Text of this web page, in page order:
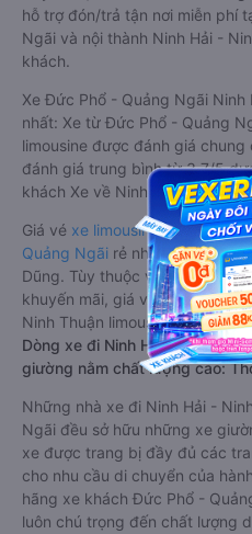
hỗ trợ đón/trả tận nơi miễn phí
Ngãi và nội thành Ninh Hải -
khách.
Xe Đức Phổ - Quảng Ngãi Ninh
nhất: Xe từ Đức Phổ - Quảng
limousine được đánh giá
đánh giá trung bình từ 3.7/5
khách Xe về Ninh Hải - Ninh
Giá vé xe limousine đi Ninh
Quảng Ngãi rẻ nhất là
Dũng. Tùy thuộc vào vị trí ngồi
khuyến mãi, giá vé Xe Đức
Ninh Thuận limousine này có
Dòng xe đi Ninh Hải - Ninh
giường nằm chất lượng cao:
Những nhà xe đi Ninh Hải -
Ngãi đều sở hữu những xe
xe được trang bị đầy đủ các
cho nhu cầu di chuyển của
hãng xe khách Đức Phổ -
luôn chú trọng đến chất lượng